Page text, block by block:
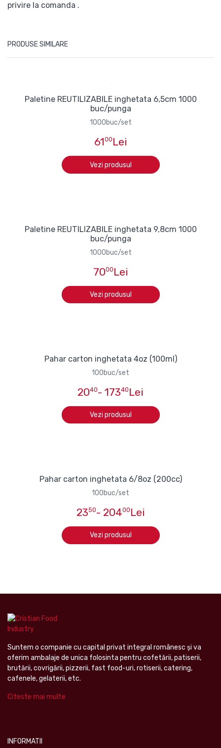
privire la comanda .
PRODUSE SIMILARE
Paletine REUTILIZABILE inghetata 6,5cm 1000
buc/punga
1000buc/set
6100 Lei
Vezi produsul
Paletine REUTILIZABILE inghetata 9,8cm 1000
buc/punga
1000buc/set
7000 Lei
Vezi produsul
Pahar carton inghetata 4oz (100ml)
100buc/set
2040- 17340 Lei
Vezi produsul
Pahar carton inghetata 6/8oz (200cc)
100buc/set
2350- 20400 Lei
Vezi produsul
Suntem o companie cu capital privat integral românesc şi va
oferim ambalaje de unica folosinta pentru cofetării, patiserii,
brutării, covrigării, pizzerii, fast food-uri, rotiserii, catering,
cafenele, gelaterii, etc.
Citeste mai multe
INFORMATII